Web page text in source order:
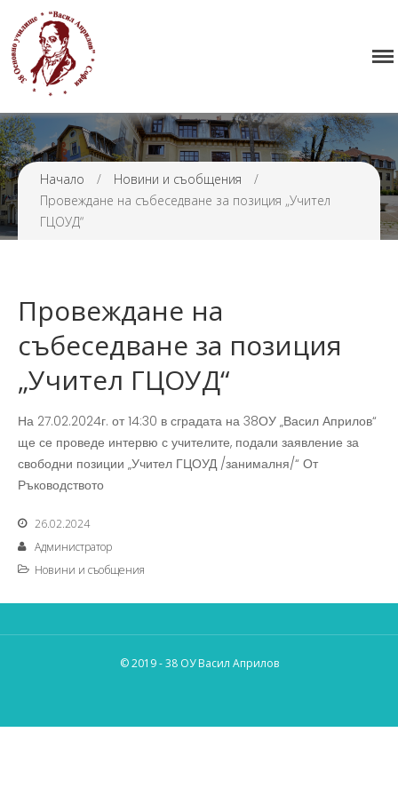
Нормативна уредба
Прием
Проекти и дейности
Седмично разписание
Начало / Новини и съобщения
/
Провеждане на събеседване за позиция „Учител
ГЦОУД“
Провеждане на
събеседване за позиция
„Учител ГЦОУД“
На 27.02.2024г. от 14:30 в сградата на 38ОУ „Васил Априлов“
ще се проведе интервю с учителите, подали заявление за
свободни позиции „Учител ГЦОУД /занималня/“ От
Ръководството
26.02.2024
Администратор
Новини и съобщения
© 2019 - 38 ОУ Васил Априлов